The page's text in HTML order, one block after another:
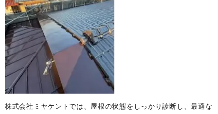
株式会社ミヤケントでは、屋根の状態をしっかり診断し、最適な